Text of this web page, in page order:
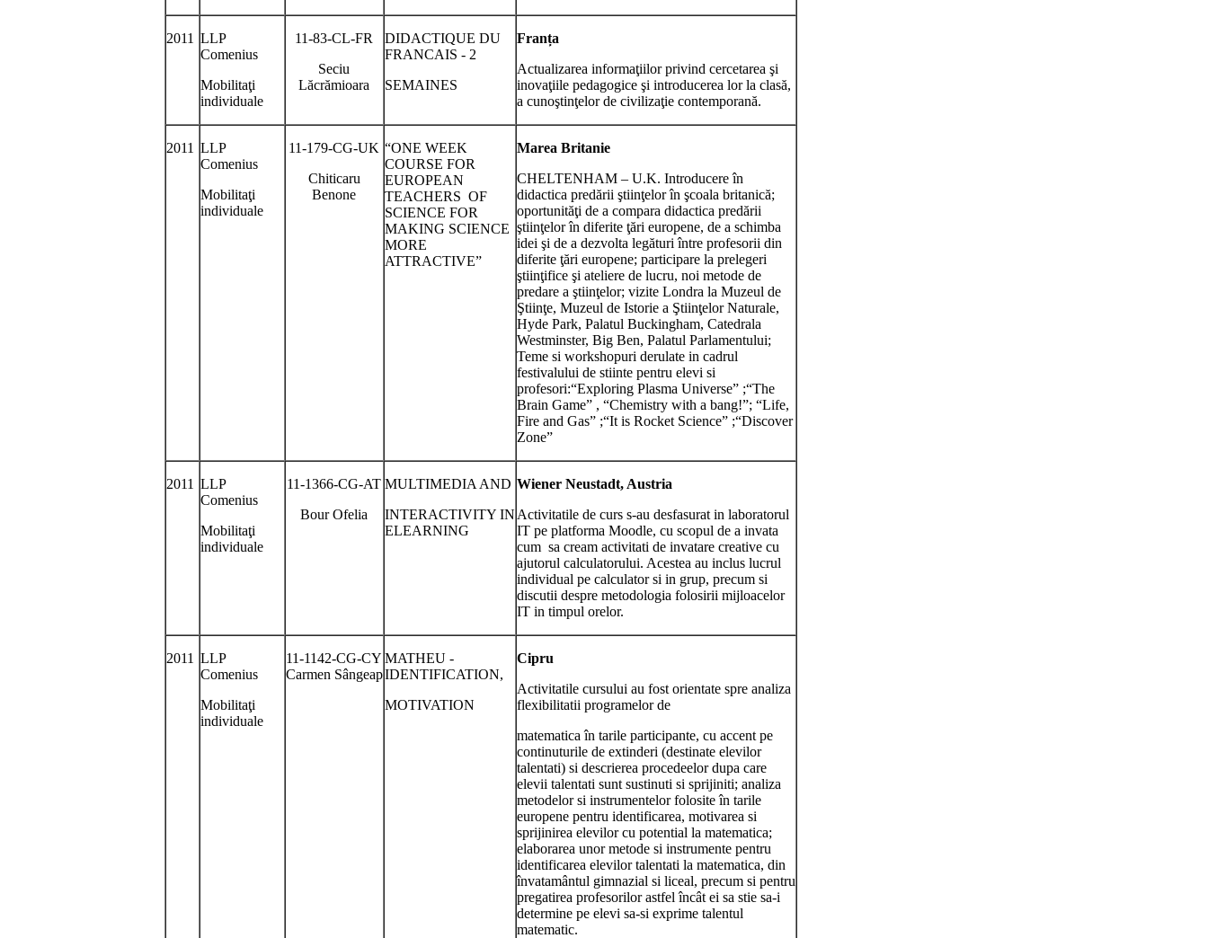
2011 LLP
Comenius
Mobilitaţi
individuale
11-83-CL-FR
Seciu
Lăcrămioara
DIDACTIQUE DU
FRANCAIS - 2
SEMAINES
Franța
Actualizarea informaţiilor privind cercetarea şi
inovaţiile pedagogice şi introducerea lor la clasă,
a cunoştinţelor de civilizaţie contemporană.
2011 LLP
Comenius
Mobilitaţi
individuale
11-179-CG-UK
Chiticaru
Benone
“ONE WEEK
COURSE FOR
EUROPEAN
TEACHERS OF
SCIENCE FOR
MAKING SCIENCE
MORE
ATTRACTIVE”
Marea Britanie
CHELTENHAM – U.K. Introducere în
didactica predării ştiinţelor în şcoala britanică;
oportunităţi de a compara didactica predării
ştiinţelor în diferite ţări europene, de a schimba
idei şi de a dezvolta legături între profesorii din
diferite ţări europene; participare la prelegeri
ştiinţifice şi ateliere de lucru, noi metode de
predare a ştiinţelor; vizite Londra la Muzeul de
Ştiinţe, Muzeul de Istorie a Ştiinţelor Naturale,
Hyde Park, Palatul Buckingham, Catedrala
Westminster, Big Ben, Palatul Parlamentului;
Teme si workshopuri derulate in cadrul
festivalului de stiinte pentru elevi si
profesori:“Exploring Plasma Universe” ;“The
Brain Game” , “Chemistry with a bang!”; “Life,
Fire and Gas” ;“It is Rocket Science” ;“Discover
Zone”
2011 LLP
Comenius
Mobilitaţi
individuale
11-1366-CG-AT
Bour Ofelia
MULTIMEDIA AND
INTERACTIVITY IN
ELEARNING
Wiener Neustadt, Austria
Activitatile de curs s-au desfasurat in laboratorul
IT pe platforma Moodle, cu scopul de a invata
cum sa cream activitati de invatare creative cu
ajutorul calculatorului. Acestea au inclus lucrul
individual pe calculator si in grup, precum si
discutii despre metodologia folosirii mijloacelor
IT in timpul orelor.
2011 LLP
Comenius
Mobilitaţi
individuale
11-1142-CG-CY
Carmen Sângeap
MATHEU -
IDENTIFICATION,
MOTIVATION
Cipru
Activitatile cursului au fost orientate spre analiza
flexibilitatii programelor de
matematica în tarile participante, cu accent pe
continuturile de extinderi (destinate elevilor
talentati) si descrierea procedeelor dupa care
elevii talentati sunt sustinuti si sprijiniti; analiza
metodelor si instrumentelor folosite în tarile
europene pentru identificarea, motivarea si
sprijinirea elevilor cu potential la matematica;
elaborarea unor metode si instrumente pentru
identificarea elevilor talentati la matematica, din
învatamântul gimnazial si liceal, precum si pentru
pregatirea profesorilor astfel încât ei sa stie sa-i
determine pe elevi sa-si exprime talentul
matematic.